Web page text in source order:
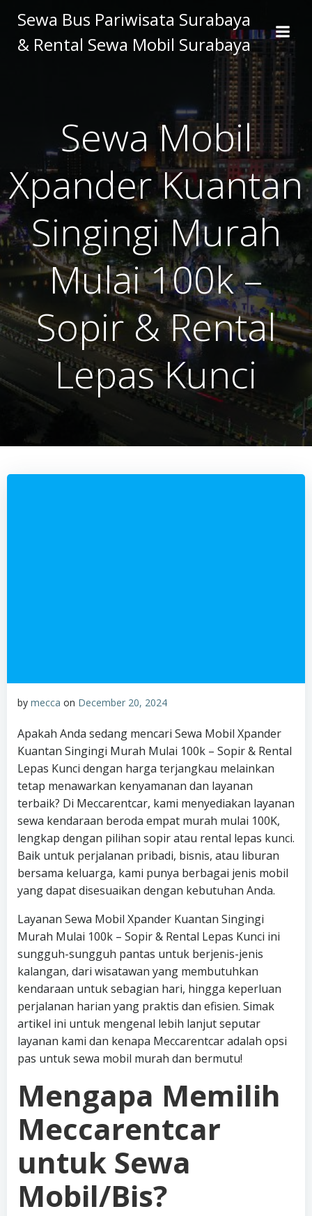
to
content
Sewa Bus Pariwisata Surabaya
& Rental Sewa Mobil Surabaya
Sewa Mobil
Xpander Kuantan
Singingi Murah
Mulai 100k –
Sopir & Rental
Lepas Kunci
by mecca on December 20, 2024
Apakah Anda sedang mencari Sewa Mobil Xpander
Kuantan Singingi Murah Mulai 100k – Sopir & Rental
Lepas Kunci dengan harga terjangkau melainkan
tetap menawarkan kenyamanan dan layanan
terbaik? Di Meccarentcar, kami menyediakan layanan
sewa kendaraan beroda empat murah mulai 100K,
lengkap dengan pilihan sopir atau rental lepas kunci.
Baik untuk perjalanan pribadi, bisnis, atau liburan
bersama keluarga, kami punya berbagai jenis mobil
yang dapat disesuaikan dengan kebutuhan Anda.
Layanan Sewa Mobil Xpander Kuantan Singingi
Murah Mulai 100k – Sopir & Rental Lepas Kunci ini
sungguh-sungguh pantas untuk berjenis-jenis
kalangan, dari wisatawan yang membutuhkan
kendaraan untuk sebagian hari, hingga keperluan
perjalanan harian yang praktis dan efisien. Simak
artikel ini untuk mengenal lebih lanjut seputar
layanan kami dan kenapa Meccarentcar adalah opsi
pas untuk sewa mobil murah dan bermutu!
Mengapa Memilih
Meccarentcar
untuk Sewa
Mobil/Bis?